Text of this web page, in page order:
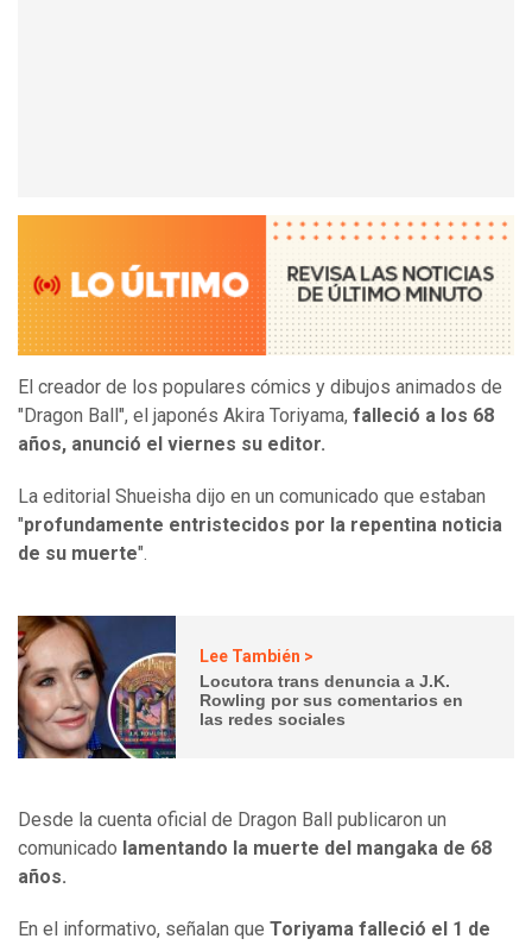
El creador de los populares cómics y dibujos animados de
"Dragon Ball", el japonés Akira Toriyama, falleció a los 68
años, anunció el viernes su editor.
La editorial Shueisha dijo en un comunicado que estaban
"profundamente entristecidos por la repentina noticia
de su muerte".
Lee También >
Locutora trans denuncia a J.K.
Rowling por sus comentarios en
las redes sociales
Desde la cuenta oficial de Dragon Ball publicaron un
comunicado lamentando la muerte del mangaka de 68
años.
En el informativo, señalan que Toriyama falleció el 1 de